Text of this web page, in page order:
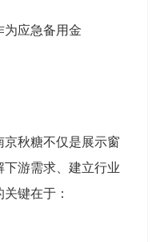
为应急备用金
秋糖不仅是展示窗
游需求、建立行业
键在于：